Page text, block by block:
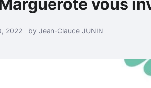
vous
2022 | by Jean-Claude JUNIN